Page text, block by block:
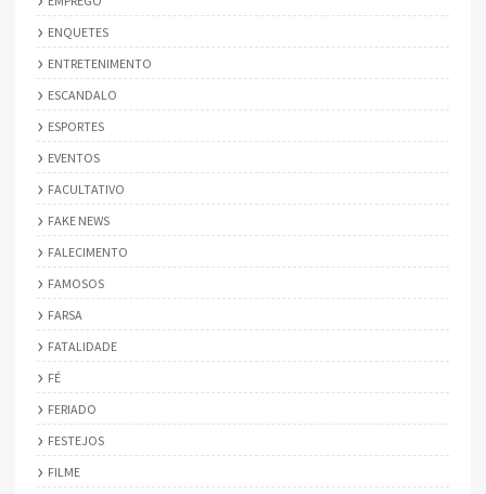
ENQUETES
ENTRETENIMENTO
ESCANDALO
ESPORTES
EVENTOS
FACULTATIVO
FAKE NEWS
FALECIMENTO
FAMOSOS
FARSA
FATALIDADE
FÉ
FERIADO
FESTEJOS
FILME